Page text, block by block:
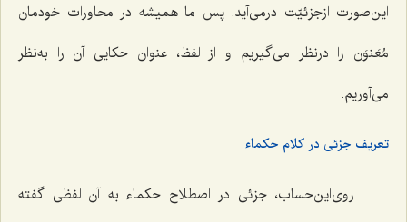
این‌صورت ازجزئیّت درمی‌آید. پس ما همیشه در محاورات خودمان
مُعَنوَن را درنظر می‌گیریم و از لفظ، عنوان حکایی آن را به‌نظر
می‌آوریم.
‌تعریف جزئی در کلام حکماء
روی‌این‌حساب، جزئی در اصطلاح حکماء به آن لفظی گفته